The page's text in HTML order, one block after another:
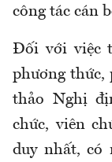
công tác cán
Đối với việc
phương thức,
thảo Nghị
chức, viên
duy nhất, có